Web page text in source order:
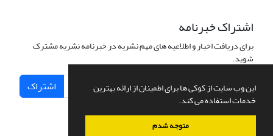
این وب سایت از کوکی ها برای اطمینان از ارائه بهترین
خدمات استفاده می کند.
متوجه شدم
اشتراک خبرنامه
برای دریافت اخبار و اطلاعیه های مهم نشریه در خبرنامه نشریه مشترک
شوید.
اشتراک